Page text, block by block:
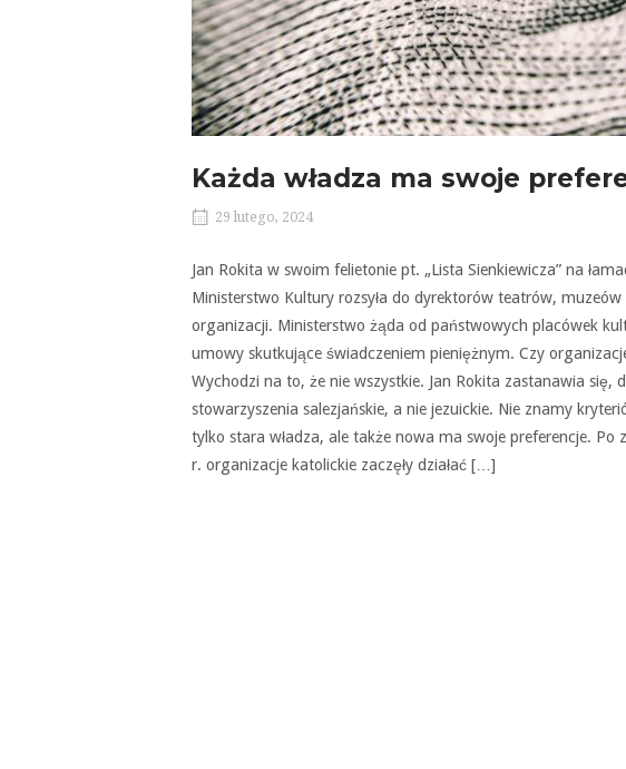
Każda władza ma swoje
29 lutego, 2024
Jan Rokita w swoim felietonie pt. „Lista Sienkiewicza” na
Ministerstwo Kultury rozsyła do dyrektorów teatrów,
organizacji. Ministerstwo żąda od państwowych placówek
umowy skutkujące świadczeniem pieniężnym. Czy
Wychodzi na to, że nie wszystkie. Jan Rokita zastanawia się,
stowarzyszenia salezjańskie, a nie jezuickie. Nie znamy
tylko stara władza, ale także nowa ma swoje preferencje.
r. organizacje katolickie zaczęły działać […]